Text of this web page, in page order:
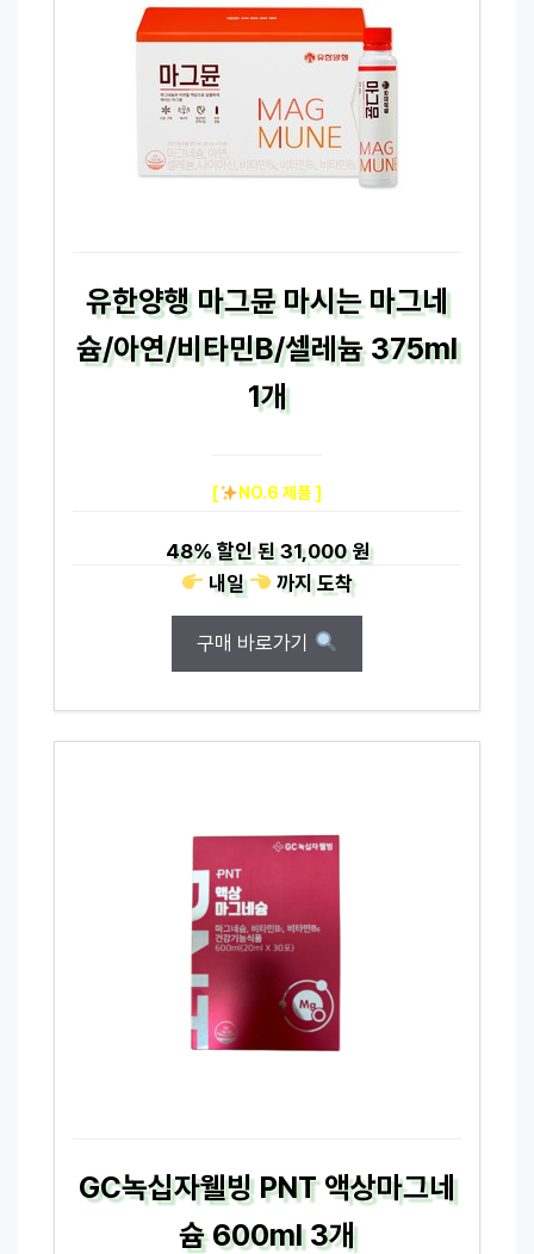
유한양행 마그뮨 마시는 마그네
슘/아연/비타민B/셀레늄 375ml
1개
[ NO.6 제품 ]
48%할인 된31,000 원
내일
까지도착
구매 바로가기
GC녹십자웰빙 PNT 액상마그네
슘 600ml 3개